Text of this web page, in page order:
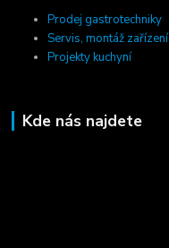
Prodej gastrotechniky
Servis, montáž zařízení
Projekty kuchyní
Kde nás najdete